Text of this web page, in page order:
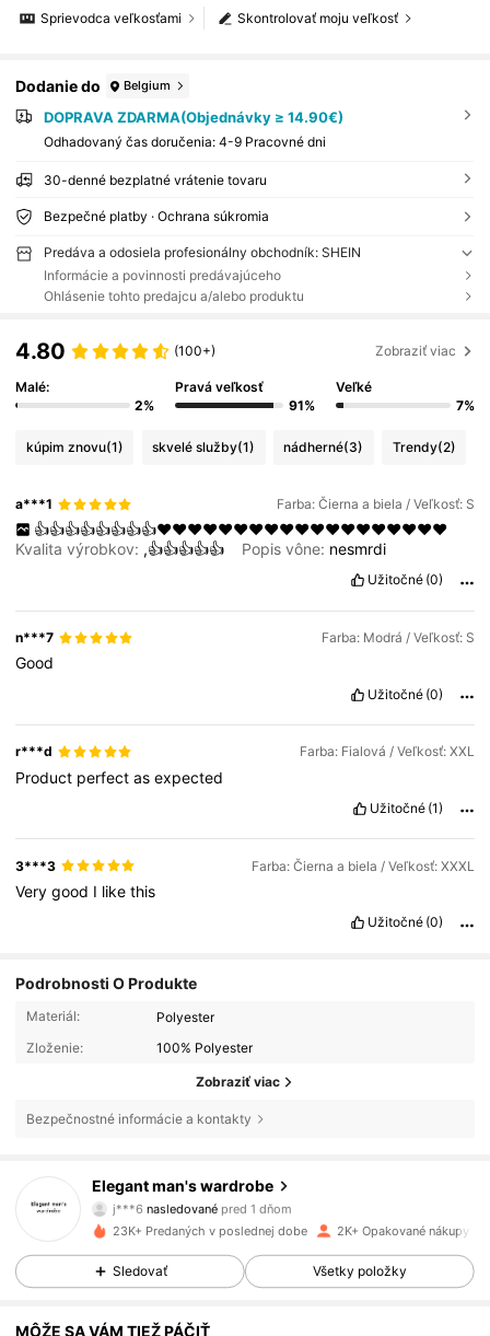
Skontrolovať moju veľkosť
Sprievodca veľkosťami
Dodanie do Belgium
DOPRAVA ZDARMA(Objednávky ≥ 14.90€)
​Odhadovaný čas doručenia: 4-9 Pracovné dni
30-denné bezplatné vrátenie tovaru
Bezpečné platby · Ochrana súkromia
Predáva a odosiela profesionálny obchodník: SHEIN
Informácie a povinnosti predávajúceho
Ohlásenie tohto predajcu a/alebo produktu
4.80 (100+) Zobraziť viac
Malé:
2%
Pravá veľkosť
91%
Veľké
7%
kúpim znovu(1) skvelé služby(1) nádherné(3) Trendy(2)
a***1 Farba: Čierna a biela / Veľkosť: S
👍👍👍👍👍👍👍👍❤️❤️❤️❤️❤️❤️❤️❤️❤️❤️❤️❤️❤️❤️❤️❤️❤️❤️❤️
Kvalita výrobkov: ,👍👍👍👍👍 Popis vône: nesmrdi
Užitočné (0)
n***7 Farba: Modrá / Veľkosť: S
Good
Užitočné (0)
r***d Farba: Fialová / Veľkosť: XXL
Product perfectasexpected
Užitočné (1)
3***3 Farba: Čierna a biela / Veľkosť: XXXL
Verygood I likethis
Užitočné (0)
Podrobnosti O Produkte
Materiál:
Polyester
Zloženie:
100% Polyester
Zobraziť viac
Bezpečnostné informácie a kontakty
Elegant man's wardrobe
j***6nasledovanépred 1 dňom
4.77
584 Sledovatelia
4.77 584 Sledovatelia
4.77 584 Sledovatelia
23K+ Predaných v poslednej dobe 2K+ Opakované nákupy
Sledovať Všetky položky
MÔŽE SA VÁM TIEŽ PÁČIŤ